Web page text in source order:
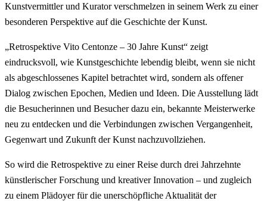
Kunstvermittler und Kurator verschmelzen in seinem Werk zu einer
besonderen Perspektive auf die Geschichte der Kunst.
„Retrospektive Vito Centonze – 30 Jahre Kunst“ zeigt
eindrucksvoll, wie Kunstgeschichte lebendig bleibt, wenn sie nicht
als abgeschlossenes Kapitel betrachtet wird, sondern als offener
Dialog zwischen Epochen, Medien und Ideen. Die Ausstellung lädt
die Besucherinnen und Besucher dazu ein, bekannte Meisterwerke
neu zu entdecken und die Verbindungen zwischen Vergangenheit,
Gegenwart und Zukunft der Kunst nachzuvollziehen.
So wird die Retrospektive zu einer Reise durch drei Jahrzehnte
künstlerischer Forschung und kreativer Innovation – und zugleich
zu einem Plädoyer für die unerschöpfliche Aktualität der